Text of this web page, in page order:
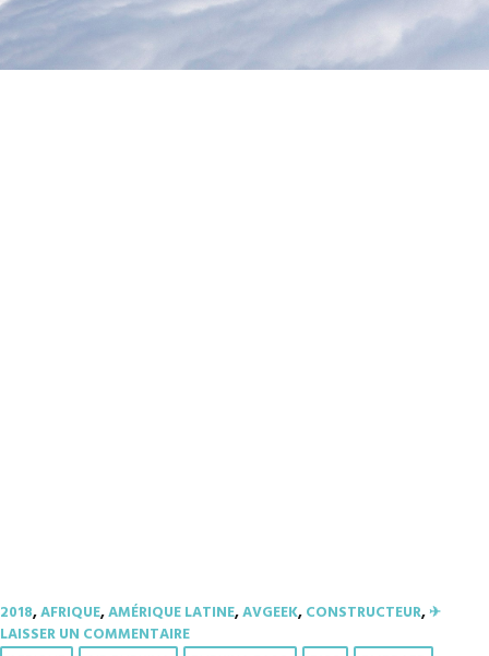
2018,AFRIQUE,AMÉRIQUE LATINE,AVGEEK,CONSTRUCTEUR,✈︎
LAISSER UN COMMENTAIRE